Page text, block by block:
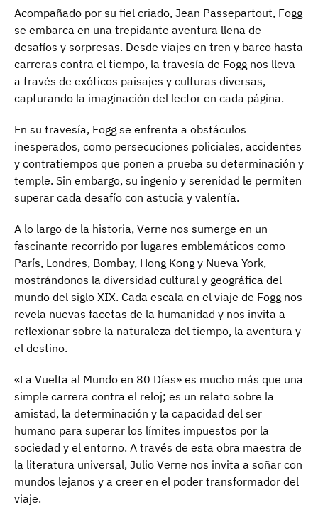
Acompañado por su fiel criado, Jean Passepartout, Fogg
se embarca en una trepidante aventura llena de
desafíos y sorpresas. Desde viajes en tren y barco hasta
carreras contra el tiempo, la travesía de Fogg nos lleva
a través de exóticos paisajes y culturas diversas,
capturando la imaginación del lector en cada página.
En su travesía, Fogg se enfrenta a obstáculos
inesperados, como persecuciones policiales, accidentes
y contratiempos que ponen a prueba su determinación y
temple. Sin embargo, su ingenio y serenidad le permiten
superar cada desafío con astucia y valentía.
A lo largo de la historia, Verne nos sumerge en un
fascinante recorrido por lugares emblemáticos como
París, Londres, Bombay, Hong Kong y Nueva York,
mostrándonos la diversidad cultural y geográfica del
mundo del siglo XIX. Cada escala en el viaje de Fogg nos
revela nuevas facetas de la humanidad y nos invita a
reflexionar sobre la naturaleza del tiempo, la aventura y
el destino.
«La Vuelta al Mundo en 80 Días» es mucho más que una
simple carrera contra el reloj; es un relato sobre la
amistad, la determinación y la capacidad del ser
humano para superar los límites impuestos por la
sociedad y el entorno. A través de esta obra maestra de
la literatura universal, Julio Verne nos invita a soñar con
mundos lejanos y a creer en el poder transformador del
viaje.